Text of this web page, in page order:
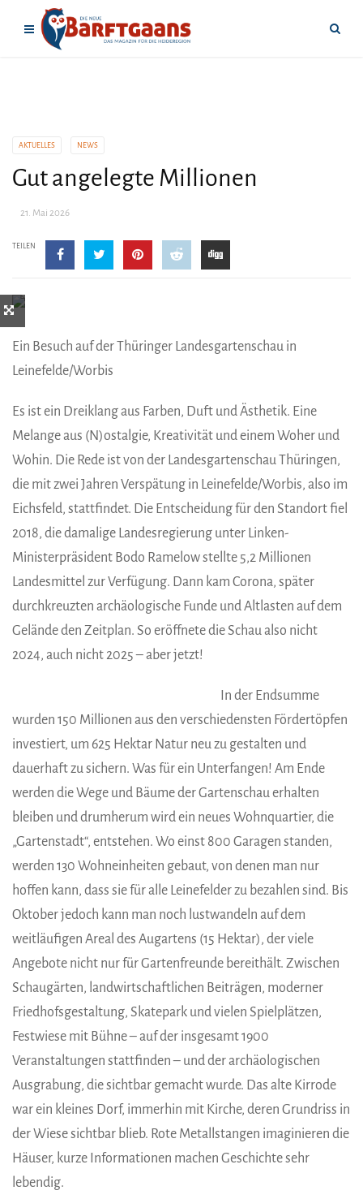
AKTUELLES NEWS
Gut angelegte Millionen
21. Mai 2026
TEILEN
Ein Besuch auf der Thüringer Landesgartenschau in
Leinefelde/Worbis
Es ist ein Dreiklang aus Farben, Duft und Ästhetik. Eine
Melange aus (N)ostalgie, Kreativität und einem Woher und
Wohin. Die Rede ist von der Landesgartenschau Thüringen,
die mit zwei Jahren Verspätung in Leinefelde/Worbis, also im
Eichsfeld, stattfindet. Die Entscheidung für den Standort fiel
2018, die damalige Landesregierung unter Linken-
Ministerpräsident Bodo Ramelow stellte 5,2 Millionen
Landesmittel zur Verfügung. Dann kam Corona, später
durchkreuzten archäologische Funde und Altlasten auf dem
Gelände den Zeitplan. So eröffnete die Schau also nicht
2024, auch nicht 2025 – aber jetzt!
In der Endsumme
wurden 150 Millionen aus den verschiedensten Fördertöpfen
investiert, um 625 Hektar Natur neu zu gestalten und
dauerhaft zu sichern. Was für ein Unterfangen! Am Ende
werden die Wege und Bäume der Gartenschau erhalten
bleiben und drumherum wird ein neues Wohnquartier, die
„Gartenstadt“, entstehen. Wo einst 800 Garagen standen,
werden 130 Wohneinheiten gebaut, von denen man nur
hoffen kann, dass sie für alle Leinefelder zu bezahlen sind. Bis
Oktober jedoch kann man noch lustwandeln auf dem
weitläufigen Areal des Augartens (15 Hektar), der viele
Angebote nicht nur für Gartenfreunde bereithält. Zwischen
Schaugärten, landwirtschaftlichen Beiträgen, moderner
Friedhofsgestaltung, Skatepark und vielen Spielplätzen,
Festwiese mit Bühne – auf der insgesamt 1900
Veranstaltungen stattfinden – und der archäologischen
Ausgrabung, die sichtbar gemacht wurde. Das alte Kirrode
war ein kleines Dorf, immerhin mit Kirche, deren Grundriss in
der Wiese sichtbar blieb. Rote Metallstangen imaginieren die
Häuser, kurze Informationen machen Geschichte sehr
lebendig.